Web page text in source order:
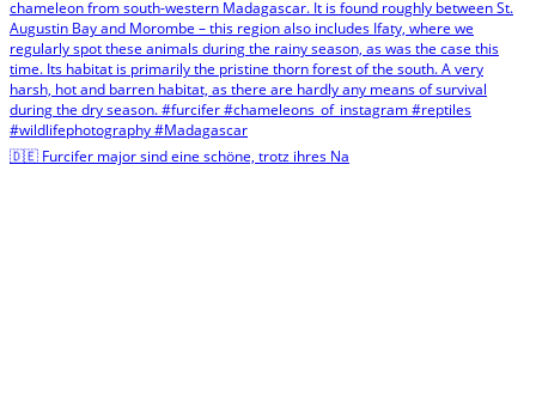
🇩🇪 Furcifer major sind eine schöne, trotz ihres Na